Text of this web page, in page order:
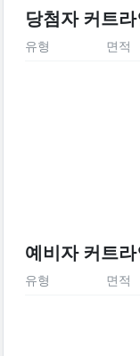
당첨자 커트라
유형 면적
예비자 커트라
유형 면적